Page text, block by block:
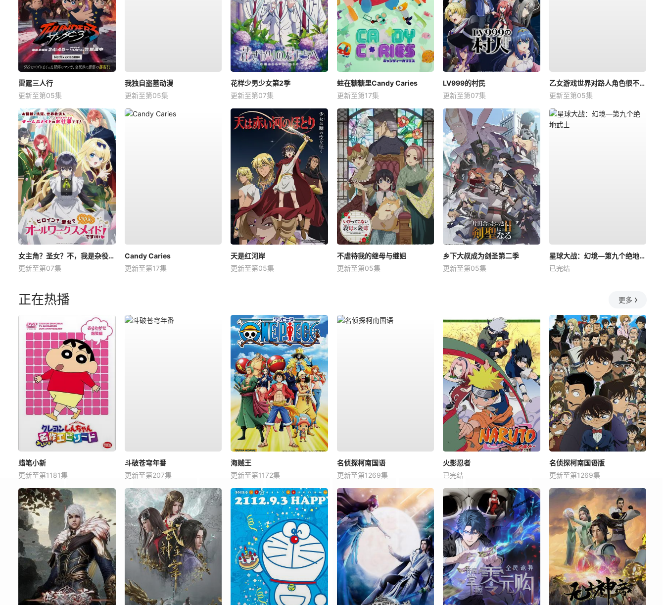
雷霆三人行
更新至第05集
我独自盗墓动漫
更新至第05集
花样少男少女第2季
更新至第07集
蛀在糖糖里Candy Caries
更新至第17集
LV999的村民
更新至第07集
乙女游戏世界对路人角色很不友好第二季
更新至第05集
女主角？圣女？不，我是杂役女仆（自豪）！
更新至第07集
Candy Caries
更新至第17集
天是红河岸
更新至第05集
不虐待我的继母与继姐
更新至第05集
乡下大叔成为剑圣第二季
更新至第05集
星球大战：幻境—第九个绝地武士
已完结
正在热播 更多
蜡笔小新
更新至第1181集
斗破苍穹年番
更新至第207集
海贼王
更新至第1172集
名侦探柯南国语
更新至第1269集
火影忍者
已完结
名侦探柯南国语版
更新至第1269集